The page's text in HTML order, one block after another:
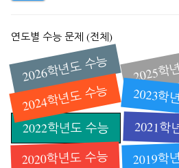
연도별 수능 문제 (전체)
2026학년도 수능
2025학
2024학년도 수능
2023학
2022학년도 수능
2021학
2020학년도 수능
2019학